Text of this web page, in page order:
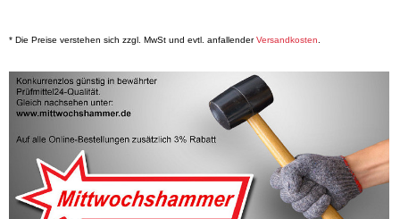
* Die Preise verstehen sich zzgl. MwSt und evtl. anfallenderVersandkosten.